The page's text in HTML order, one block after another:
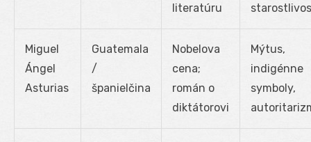
literatúru
Miguel
Ángel
Asturias
Guatemala
/
španielčina
Nobelova
cena;
román o
diktátorovi
Mýtus,
indigénne
symboly,